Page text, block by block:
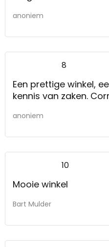
anoniem
8
Een prettige winkel,
kennis van zaken.
anoniem
10
Mooie winkel
Bart Mulder